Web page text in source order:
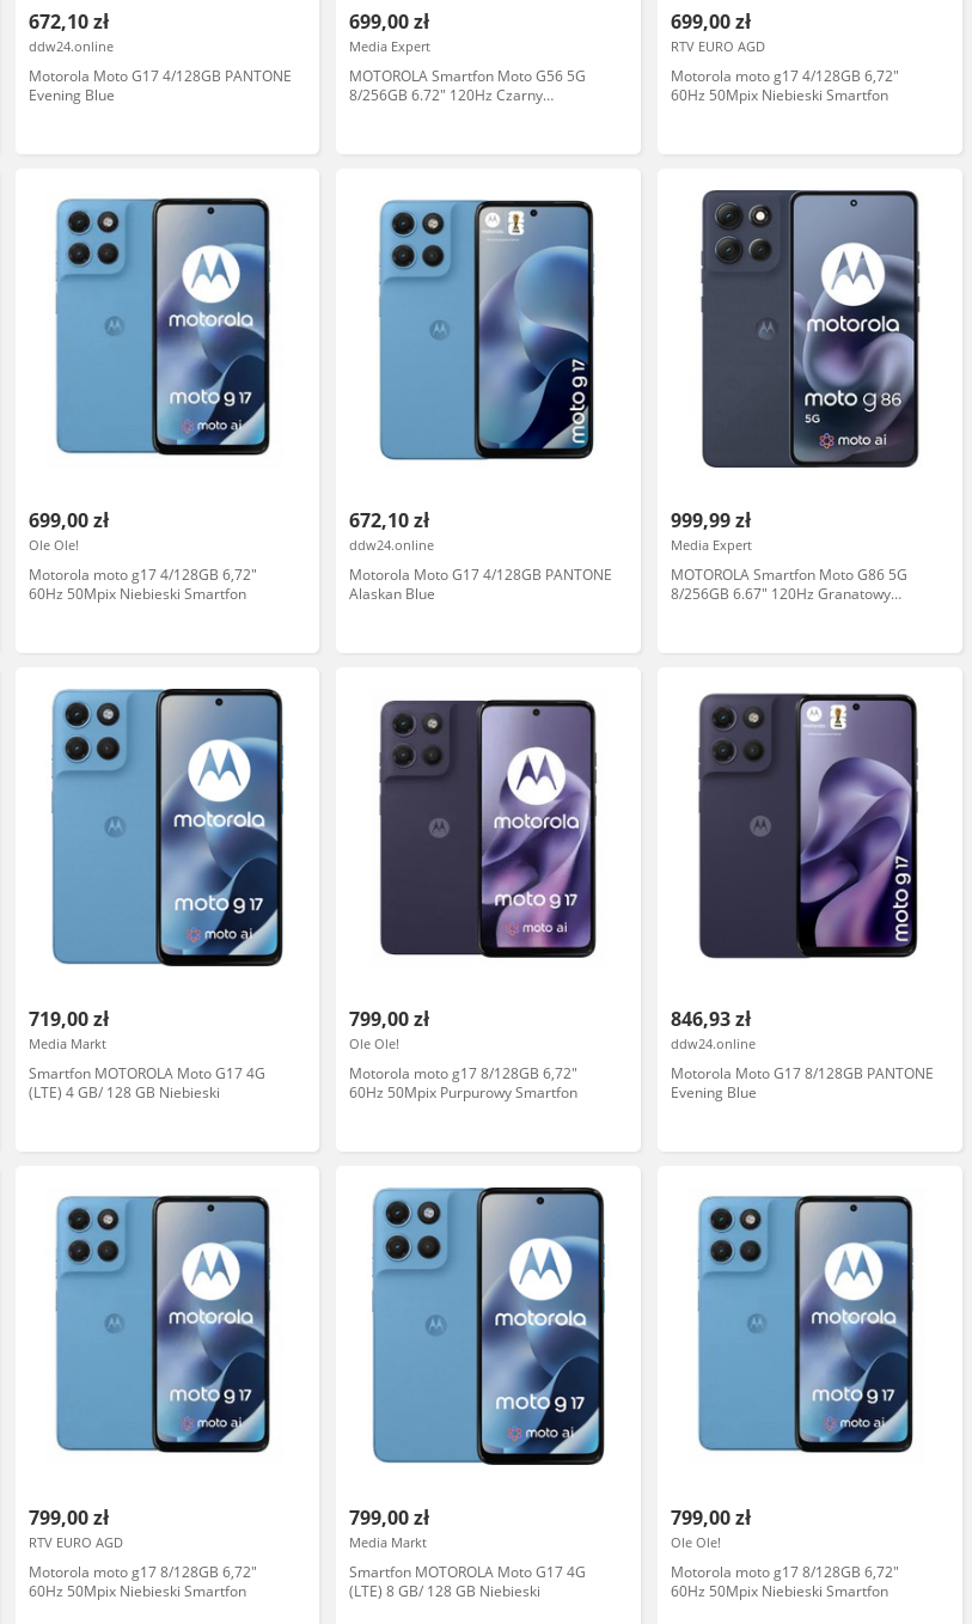
672,10 zł
ddw24.online
Motorola Moto G17 4/128GB PANTONE
Evening Blue
699,00 zł
Media Expert
MOTOROLA Smartfon Moto G56 5G
8/256GB 6.72" 120Hz Czarny
699,00 zł
RTV EURO AGD
Motorola moto g17 4/128GB 6,72"
60Hz 50Mpix Niebieski Smartfon
699,00 zł
Ole Ole!
Motorola moto g17 4/128GB 6,72"
60Hz 50Mpix Niebieski Smartfon
672,10 zł
ddw24.online
Motorola Moto G17 4/128GB PANTONE
Alaskan Blue
999,99 zł
Media Expert
MOTOROLA Smartfon Moto G86 5G
8/256GB 6.67" 120Hz Granatowy
719,00 zł
Media Markt
Smartfon MOTOROLA Moto G17 4G
(LTE) 4 GB/ 128 GB Niebieski
799,00 zł
Ole Ole!
Motorola moto g17 8/128GB 6,72"
60Hz 50Mpix Purpurowy Smartfon
846,93 zł
ddw24.online
Motorola Moto G17 8/128GB PANTONE
Evening Blue
799,00 zł
RTV EURO AGD
Motorola moto g17 8/128GB 6,72"
60Hz 50Mpix Niebieski Smartfon
799,00 zł
Media Markt
Smartfon MOTOROLA Moto G17 4G
(LTE) 8 GB/ 128 GB Niebieski
799,00 zł
Ole Ole!
Motorola moto g17 8/128GB 6,72"
60Hz 50Mpix Niebieski Smartfon